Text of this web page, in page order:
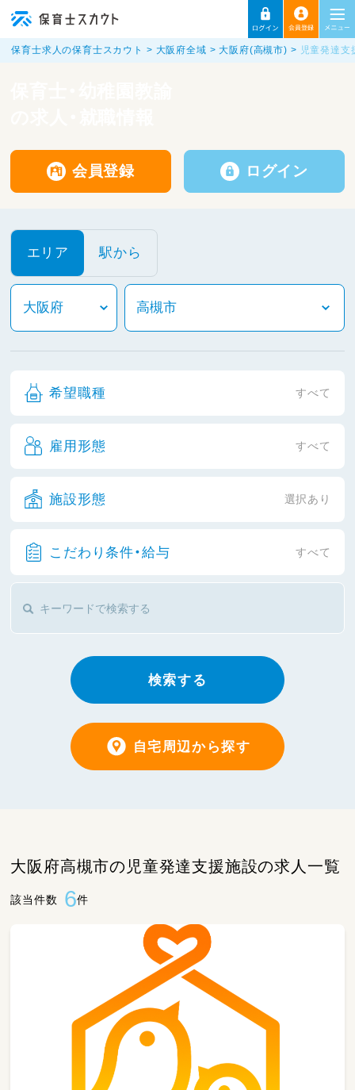
保育士求人の保育士スカウト 大阪府全域 大阪府(高槻市) 児童発達支
会員登録 ログイン
エリア 駅から
希望職種 すべて
雇用形態 すべて
施設形態 選択あり
こだわり条件・給与 すべて
検索する
自宅周辺から探す
大阪府高槻市の児童発達支援施設の求人一覧
該当件数 6件